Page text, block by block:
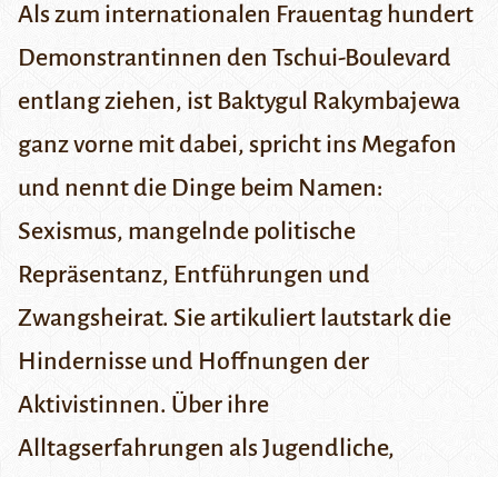
Als zum internationalen Frauentag hundert
Demonstrantinnen den Tschui-Boulevard
entlang ziehen, ist Baktygul Rakymbajewa
ganz vorne mit dabei, spricht ins Megafon
und nennt die Dinge beim Namen:
Sexismus, mangelnde politische
Repräsentanz, Entführungen und
Zwangsheirat. Sie artikuliert lautstark die
Hindernisse und Hoffnungen der
Aktivistinnen. Über ihre
Alltagserfahrungen als Jugendliche,